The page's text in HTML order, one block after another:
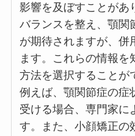
影響を及ぼすことがあ
バランスを整え、顎関
が期待されますが、併
ます。これらの情報
方法を選択することが
例えば、顎関節症の症
受ける場合、専門家に
す。また、小顔矯正の